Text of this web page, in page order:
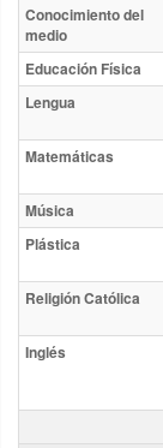
Conocimiento del
medio
Educación Física
Lengua
Matemáticas
Música
Plástica
Religión Católica
Inglés